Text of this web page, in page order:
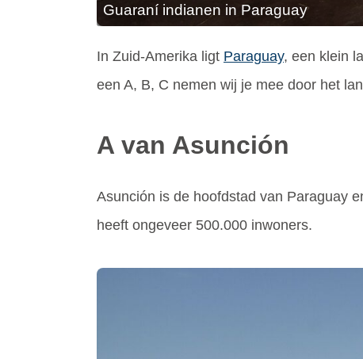
Guaraní indianen in Paraguay
In Zuid-Amerika ligt Paraguay, een klein
een A, B, C nemen wij je mee door het
A van Asunción
Asunción is de hoofdstad van Paraguay
heeft ongeveer 500.000 inwoners.